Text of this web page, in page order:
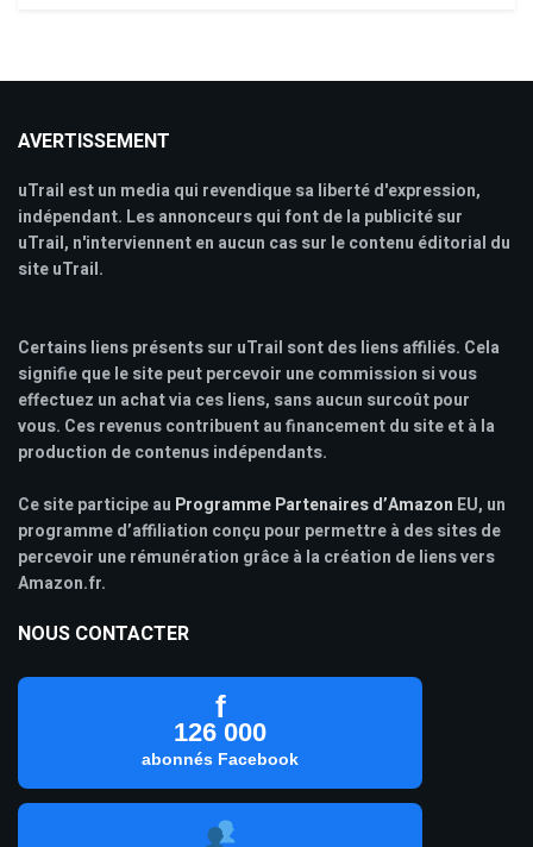
AVERTISSEMENT
uTrail est un media qui revendique sa liberté d'expression,
indépendant. Les annonceurs qui font de la publicité sur
uTrail, n'interviennent en aucun cas sur le contenu éditorial du
site uTrail.
Certains liens présents sur uTrail sont des liens affiliés. Cela
signifie que le site peut percevoir une commission si vous
effectuez un achat via ces liens, sans aucun surcoût pour
vous. Ces revenus contribuent au financement du site et à la
production de contenus indépendants.
Ce site participe au Programme Partenaires d’Amazon EU, un
programme d’affiliation conçu pour permettre à des sites de
percevoir une rémunération grâce à la création de liens vers
Amazon.fr.
NOUS CONTACTER
f
126 000
abonnés Facebook